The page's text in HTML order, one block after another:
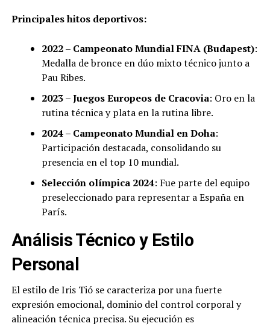
Principales hitos deportivos:
2022 – Campeonato Mundial FINA (Budapest):
Medalla de bronce en dúo mixto técnico junto a
Pau Ribes.
2023 – Juegos Europeos de Cracovia: Oro en la
rutina técnica y plata en la rutina libre.
2024 – Campeonato Mundial en Doha:
Participación destacada, consolidando su
presencia en el top 10 mundial.
Selección olímpica 2024: Fue parte del equipo
preseleccionado para representar a España en
París.
Análisis Técnico y Estilo
Personal
El estilo de Iris Tió se caracteriza por una fuerte
expresión emocional, dominio del control corporal y
alineación técnica precisa. Su ejecución es